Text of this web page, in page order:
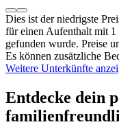
Dies ist der niedrigste
für einen Aufenthalt mit
gefunden wurde. Preise
Es können zusätzliche
Weitere Unterkünfte
Entdecke dein